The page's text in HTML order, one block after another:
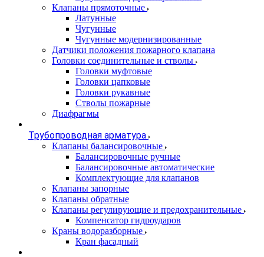
Клапаны прямоточные
Латунные
Чугунные
Чугунные модернизированные
Датчики положения пожарного клапана
Головки соединительные и стволы
Головки муфтовые
Головки цапковые
Головки рукавные
Стволы пожарные
Диафрагмы
Трубопроводная арматура
Клапаны балансировочные
Балансировочные ручные
Балансировочные автоматические
Комплектующие для клапанов
Клапаны запорные
Клапаны обратные
Клапаны регулирующие и предохранительные
Компенсатор гидроударов
Краны водоразборные
Кран фасадный